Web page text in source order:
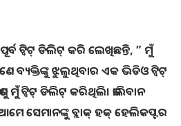
ପୂର୍ବ ଟ୍ୱିଟ୍ ଡିଲିଟ୍ କରି ଲେଖିଛନ୍ତି, ” ମୁଁ
ବ୍ୟକ୍ତିଙ୍କୁ ଝୁଲୁଥିବାର ଏକ ଭିଡିଓ ଟ୍ବିଟ୍
ମୁଁ ଟ୍ୱିଟ୍ ଡିଲିଟ୍ କରିଥିଲି। ତାଲିବାନ
ଆମେ ସେମାନଙ୍କୁ ବ୍ଲାକ୍ ହକ୍ ହେଲିକପ୍ଟର